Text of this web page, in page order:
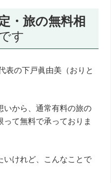
・旅の無料相
す
表の下戸眞由美（おりと
いから、通常有料の旅の
って無料で承っておりま
いけれど、こんなことで